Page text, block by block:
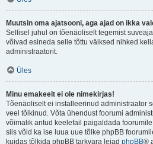
Muutsin oma ajatsooni, aga ajad on ikka
Sellisel juhul on tõenäoliselt tegemist
võivad esineda selle tõttu väiksed nihked
administraatorit.
Üles
Minu emakeelt ei ole nimekirjas!
Tõenäoliselt ei installeerinud administraator
veel tõlkinud. Võta ühendust foorumi
võimalik antud keelefail paigaldada
siis võid ka ise luua uue tõlke phpBB
kuidas tõlkida phpBB tarkvara leiad phpBB®